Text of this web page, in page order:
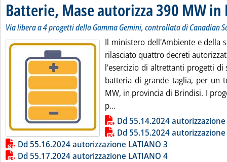
Batterie, Mase autorizza 390 MW in
Via libera a 4 progetti della Gamma Gemini, controllata di Canadian
Il ministero dell'Ambiente e della
rilasciato quattro decreti
l'esercizio di altrettanti progetti di
batteria di grande taglia, per un
MW, in provincia di Brindisi. I
p...
Lista allegati PDF alla notiziaDd 55.14.2024 autorizzazione
Dd 55.15.2024 autorizzazione
Dd 55.16.2024 autorizzazione LATIANO 3
Dd 55.17.2024 autorizzazione LATIANO 4